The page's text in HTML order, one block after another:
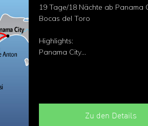
19 Tage/18 Nächte ab Panama
Bocas del Toro
Highlights:
Panama City
Zu den Details